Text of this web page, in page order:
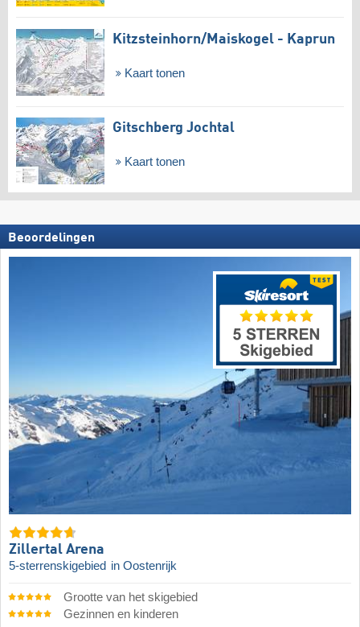
Kitzsteinhorn/​Maiskogel - Kaprun
Kaart tonen
Gitschberg Jochtal
Kaart tonen
Beoordelingen
Zillertal Arena
5-sterrenskigebied in Oostenrijk
Grootte van het skigebied
Gezinnen en kinderen